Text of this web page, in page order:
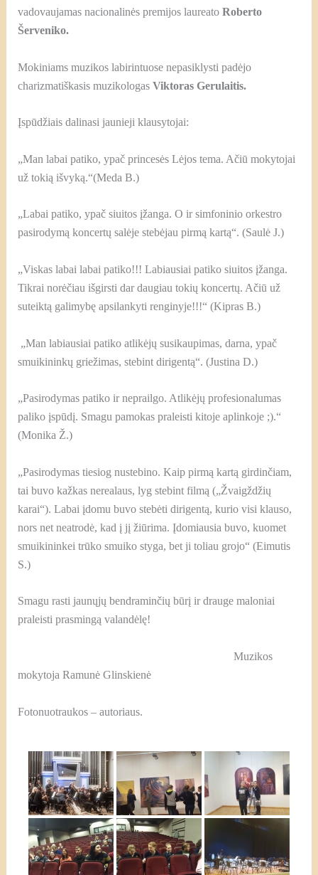
vadovaujamas nacionalinės premijos laureatoRoberto
Šerveniko.
Mokiniams muzikos labirintuose nepasiklysti padėjo
charizmatiškasis muzikologas Viktoras Gerulaitis.
Įspūdžiais dalinasi jaunieji klausytojai:
„Man labai patiko, ypač princesės Lėjos tema. Ačiū mokytojai
už tokią išvyką.“(Meda B.)
„Labai patiko, ypač siuitos įžanga. O ir simfoninio orkestro
pasirodymą koncertų salėje stebėjau pirmą kartą“. (Saulė J.)
„Viskas labai labai patiko!!! Labiausiai patiko siuitos įžanga.
Tikrai norėčiau išgirsti dar daugiau tokių koncertų. Ačiū už
suteiktą galimybę apsilankyti renginyje!!!“ (Kipras B.)
„Man labiausiai patiko atlikėjų susikaupimas, darna, ypač
smuikininkų griežimas, stebint dirigentą“. (Justina D.)
„Pasirodymas patiko ir neprailgo. Atlikėjų profesionalumas
paliko įspūdį. Smagu pamokas praleisti kitoje aplinkoje ;).“
(Monika Ž.)
„Pasirodymas tiesiog nustebino. Kaip pirmą kartą girdinčiam,
tai buvo kažkas nerealaus, lyg stebint filmą („Žvaigždžių
karai“). Labai įdomu buvo stebėti dirigentą, kurio visi klauso,
nors net neatrodė, kad į jį žiūrima. Įdomiausia buvo, kuomet
smuikininkei trūko smuiko styga, bet ji toliau grojo“ (Eimutis
S.)
Smagu rasti jaunųjų bendraminčių būrį ir drauge maloniai
praleisti prasmingą valandėlę!
Muzikos
mokytoja Ramunė Glinskienė
Fotonuotraukos – autoriaus.